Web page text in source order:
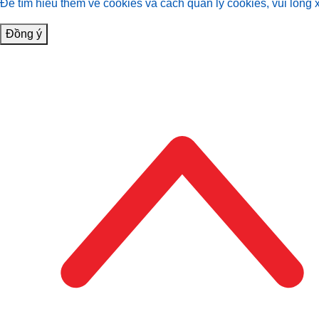
Để tìm hiểu thêm về cookies và cách quản lý cookies, vui lòng
Đồng ý